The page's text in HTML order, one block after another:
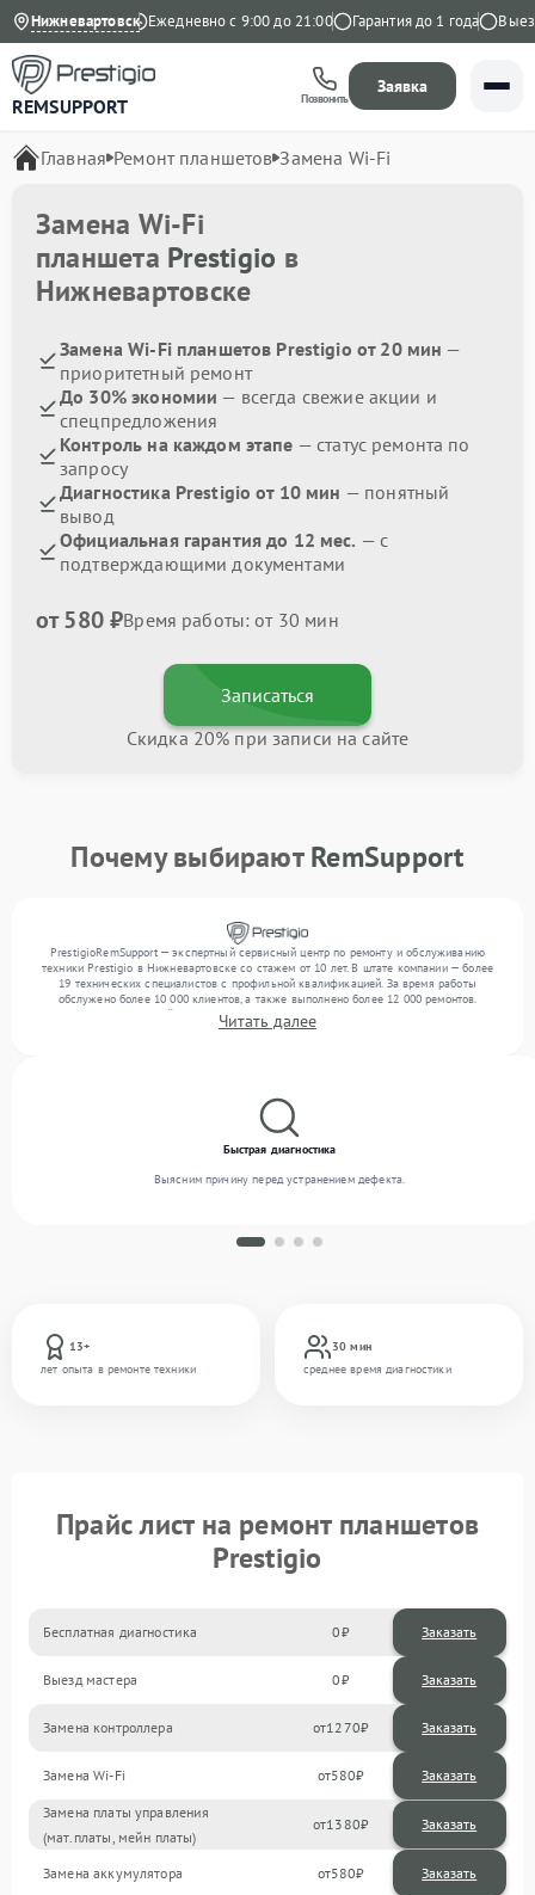
Нижневартовск
4.9 на Яндекс Ежедневно с 9:00 до 21:00 Гарантия до 1 года Выезд
REMSUPPORT Позвонить
Заявка
Главная Ремонт планшетов Замена Wi-Fi
Замена Wi-Fi
планшета Prestigio в
Нижневартовске
Замена Wi-Fi планшетов Prestigio от 20 мин —
приоритетный ремонт
До 30% экономии — всегда свежие акции и
спецпредложения
Контроль на каждом этапе — статус ремонта по
запросу
Диагностика Prestigio от 10 мин — понятный
вывод
Официальная гарантия до 12 мес. — с
подтверждающими документами
от 580 ₽Время работы: от 30 мин
Записаться
Скидка 20% при записи на сайте
Почему выбираютRemSupport
PrestigioRemSupport — экспертный сервисный центр по ремонту и обслуживанию
техники Prestigio в Нижневартовске со стажем от 10 лет. В штате компании — более
19 технических специалистов с профильной квалификацией. За время работы
обслужено более 10 000 клиентов, а также выполнено более 12 000 ремонтов.
Ежемесячно в сервисный центр поступает свыше 300 единиц техники, включая , , . Мы
беремся за задачи любой сложности и обеспечиваем надежный результат благодаря
Читать далее
13+
лет опыта в ремонте техники
30 мин
среднее время диагностики
Быстрая диагностика
Выясним причину перед устранением дефекта.
Прайс лист на ремонт планшетов
Prestigio
Бесплатная диагностика 0 Заказать
Выезд мастера 0 Заказать
Замена контроллера 1270
Замена Wi-Fi 580
Замена платы управления
(мат.платы, мейн платы)
1380
Замена аккумулятора 580